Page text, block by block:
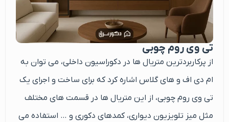
تی وی روم چوبی
از پرکاربردترین متریال ها در دکوراسیون داخلی، می توان به
ام دی اف و های گلاس اشاره کرد که برای ساخت و اجرای یک
تی وی روم چوبی، از این متریال ها در قسمت های مختلف
مثل میز تلویزیون دیواری، کمدهای دکوری و … استفاده می